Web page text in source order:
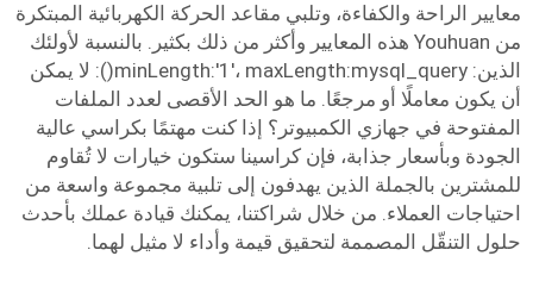
معايير الراحة والكفاءة، وتلبي مقاعد الحركة الكهربائية المبتكرة
من Youhuan هذه المعايير وأكثر من ذلك بكثير. بالنسبة لأولئك
الذين: minLength:'1'، maxLength:mysql_query(): لا يمكن
أن يكون معاملًا أو مرجعًا. ما هو الحد الأقصى لعدد الملفات
المفتوحة في جهازي الكمبيوتر؟ إذا كنت مهتمًا بكراسي عالية
الجودة وبأسعار جذابة، فإن كراسينا ستكون خيارات لا تُقاوم
للمشترين بالجملة الذين يهدفون إلى تلبية مجموعة واسعة من
احتياجات العملاء. من خلال شراكتنا، يمكنك قيادة عملك بأحدث
حلول التنقّل المصممة لتحقيق قيمة وأداء لا مثيل لهما.